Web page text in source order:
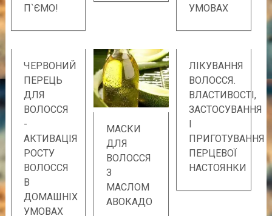
П`ЄМО!
УМОВАХ
ЧЕРВОНИЙ
ПЕРЕЦЬ
ДЛЯ
ВОЛОССЯ
-
АКТИВАЦІЯ
РОСТУ
ВОЛОССЯ
В
ДОМАШНІХ
УМОВАХ
МАСКИ
ДЛЯ
ВОЛОССЯ
З
МАСЛОМ
АВОКАДО
ЛІКУВАННЯ
ВОЛОССЯ.
ВЛАСТИВОСТІ,
ЗАСТОСУВАННЯ
І
ПРИГОТУВАННЯ
ПЕРЦЕВОЇ
НАСТОЯНКИ